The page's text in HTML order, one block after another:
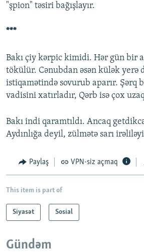
"şpion" təsiri bağışlayır.
***
Bakı çiy kərpic kimidi. Hər gün bir
tökülür. Cənubdan əsən külək yerə
istiqamətində sovurub aparır. Şərq
vadisini xatırladır, Qərb isə çox
Bakı indi qaramtıldı. Ancaq
Aydınlığa deyil, zülmətə sarı
Paylaş VPN-siz açmaq
This item is part of
Siyasət Sosial
Gündəm